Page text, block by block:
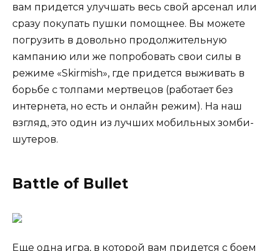
вам придется улучшать весь свой арсенал или
сразу покупать пушки помощнее. Вы можете
погрузить в довольно продолжительную
кампанию или же попробовать свои силы в
режиме «Skirmish», где придется выживать в
борьбе с толпами мертвецов (работает без
интернета, но есть и онлайн режим). На наш
взгляд, это один из лучших мобильных зомби-
шутеров.
Battle of Bullet
Еще одна игра, в которой вам придется с боем